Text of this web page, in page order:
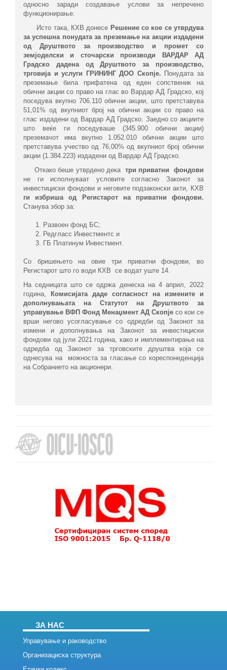
односно заради создавање услови за непречено
функционирање.
Исто така, КХВ донесе Решение со кое се утврдува
за успешна понудата за преземање на акции издадени
од Друштвото за производство и промет со
земјоделски и сточарски производи ВАРДАР АД
Градско дадена од Друштвото за производство,
трговија и услуги ГРИНИНГ ДОО Скопје. Понудата за
преземање била прифатена од еден сопственик на
обични акции со право на глас во Вардар АД Градско, кој
поседува вкупно 706.110 обични акции, што претставува
51,01% од вкупниот број на обични акции со право на
глас издадени од Вардар АД Градско. Заедно со акциите
што веќе ги поседуваше (345.900 обични акции)
преземачот има вкупно 1.052.010 обични акции што
претставува учество од 76,00% од вкупниот број обични
акции (1.384.223) издадени од Вардар АД Градско.
Откако беше утврдено дека три приватни фондови
не ги исполнуваат условите согласно Законот за
инвестициски фондови и неговите подзаконски акти, КХВ
ги избриша од Регистарот на приватни фондови.
Станува збор за:
1. Развоен фонд БС;
2. Редгласс Инвестментс и
3. ГБ Платинум Инвестмент.
Со бришењето на овие три приватни фондови, во
Регистарот што го води КХВ се водат уште 14.
На седницата што се одржа денеска на 4 април, 2022
година,
Комисијата даде согласност на измените и
дополнувањата на Статутот на Друштвото за
управување ВФП Фонд Менаџмент АД Скопје со кои се
врши негово усогласување со одредби од Законот за
измени и дополнувања на Законот за инвестициски
фондови од јули 2021 година, како и имплементирање на
одредба од Законот за трговските друштва која се
однесува на можноста за гласање со кореспонеденција
на Собранието на акционери.
ЗА НАС
Управување и раководство
Организациска структура